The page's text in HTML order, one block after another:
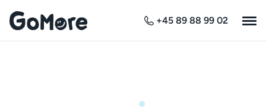
+45 89 88 99 02